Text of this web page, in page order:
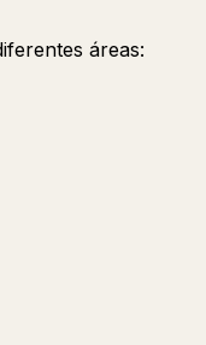
áreas: